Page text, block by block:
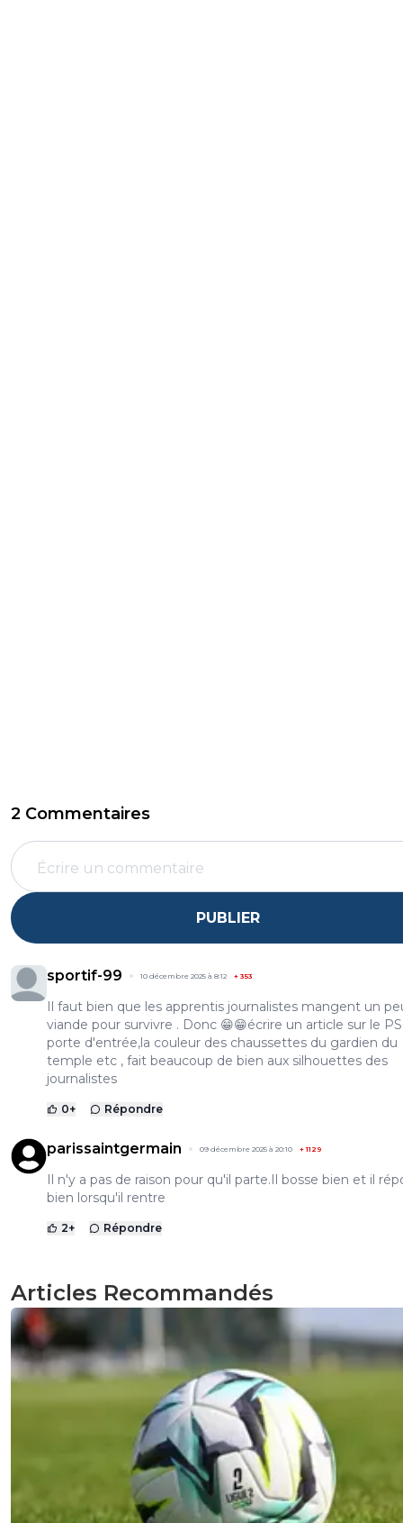
2 Commentaires
PUBLIER
sportif-99 10 décembre 2025 à 8:12 + 353
Il faut bien que les apprentis journalistes mangent un
viande pour survivre . Donc 😁😁écrire un article sur le
porte d'entrée,la couleur des chaussettes du gardien du
temple etc , fait beaucoup de bien aux silhouettes des
journalistes
0+ Répondre
parissaintgermain 09 décembre 2025 à 20:10 +1129
Il n'y a pas de raison pour qu'il parte.Il bosse bien et il
bien lorsqu'il rentre
2+ Répondre
Articles Recommandés